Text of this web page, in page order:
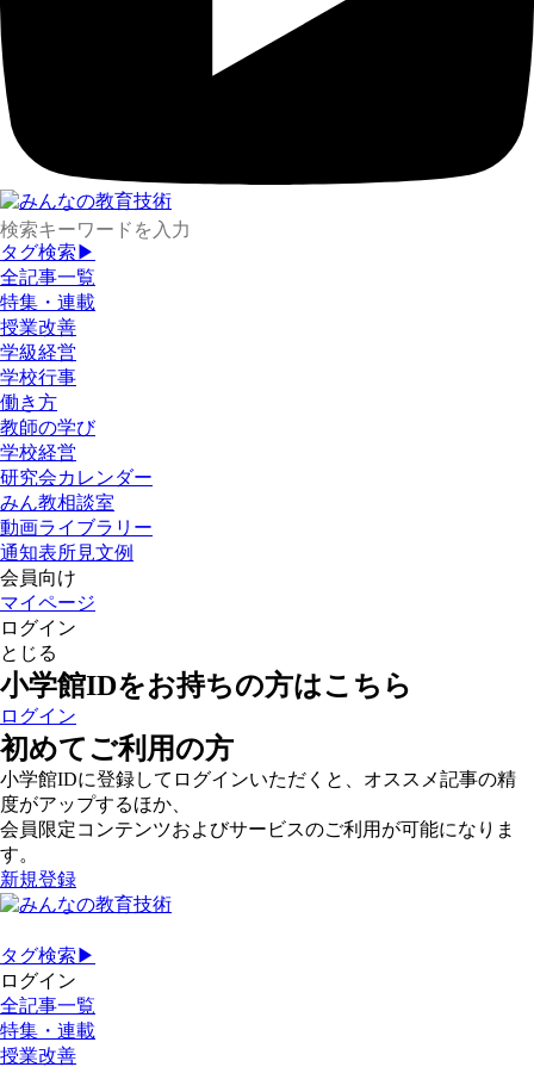
タグ検索▶
全記事一覧
特集・連載
授業改善
学級経営
学校行事
働き方
教師の学び
学校経営
研究会カレンダー
みん教相談室
動画ライブラリー
通知表所見文例
会員向け
マイページ
ログイン
とじる
小学館IDをお持ちの方はこちら
ログイン
初めてご利用の方
小学館IDに登録してログインいただくと、オススメ記事の精
度がアップするほか、
会員限定コンテンツおよびサービスのご利用が可能になりま
す。
新規登録
タグ検索▶
ログイン
全記事一覧
特集・連載
授業改善